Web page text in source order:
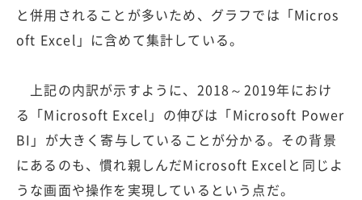
と併用されることが多いため、グラフでは「Micros
oft Excel」に含めて集計している。
上記の内訳が示すように、2018～2019年におけ
る「Microsoft Excel」の伸びは「Microsoft Power
BI」が大きく寄与していることが分かる。その背景
にあるのも、慣れ親しんだMicrosoft Excelと同じよ
うな画面や操作を実現しているという点だ。